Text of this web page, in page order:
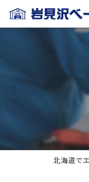
北海道で